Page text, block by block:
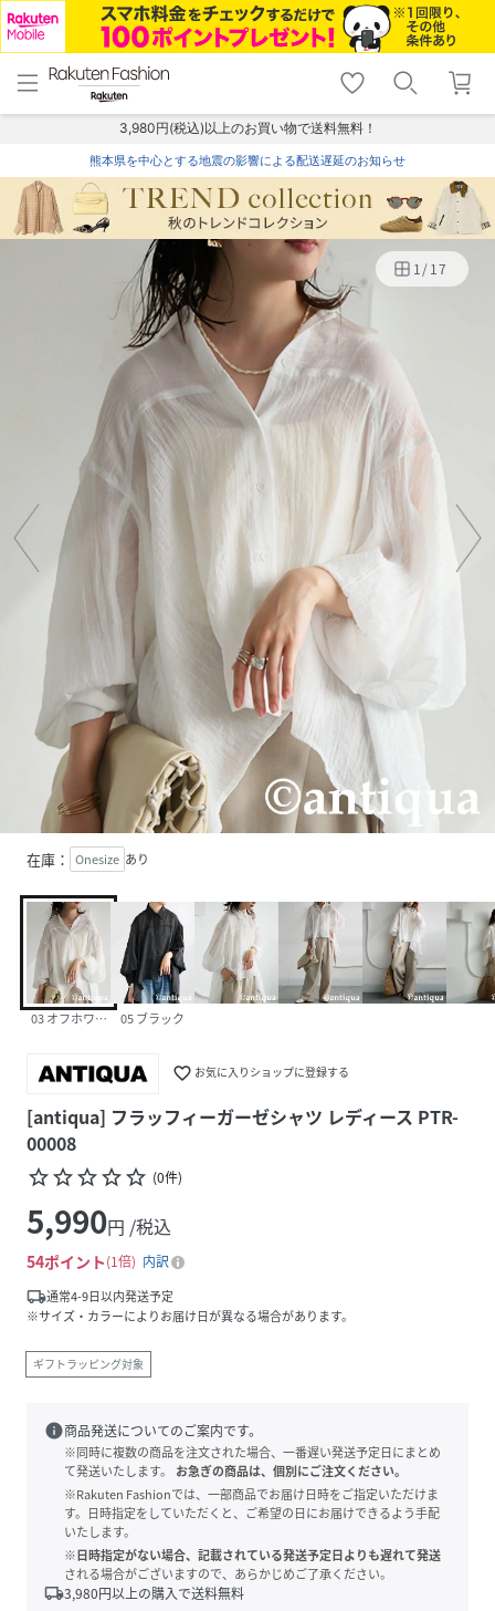
menu home
トップ
shopping_cart lock_outline
ログイン
3,980円(税込)以上のお買い物で送料無料！
熊本県を中心とする地震の影響による配送遅延のお知らせ
1/17
在庫： Onesize あり
03 オフホワイト 05 ブラック
favorite_border お気に入りショップに登録する
[antiqua] フラッフィーガーゼシャツ レディース PTR-
00008
star_borderstar_borderstar_borderstar_borderstar_border (0件)
5,990円 /税込
54ポイント 1倍
内訳
local_shipping通常4-9日以内発送予定
※サイズ・カラーによりお届け日が異なる場合があります。
ギフトラッピング対象
info商品発送についてのご案内です。
※同時に複数の商品を注文された場合、一番遅い発送予定日にまとめ
て発送いたします。
お急ぎの商品は、個別にご注文ください。
※Rakuten Fashionでは、一部商品でお届け日時をご指定いただけま
す。日時指定をしていただくと、ご希望の日にお届けできるよう手配
いたします。
※日時指定がない場合、記載されている発送予定日よりも遅れて発送
される場合がございますので、あらかじめご了承ください。
local_shipping3,980円以上の購入で送料無料